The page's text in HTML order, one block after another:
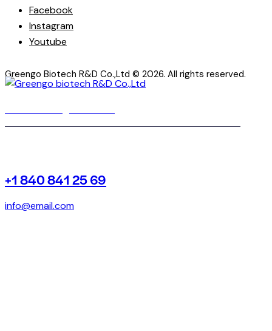
Facebook
Instagram
Youtube
Greengo Biotech R&D Co.,Ltd © 2026. All rights reserved.
+1 840 841 25 69
info@email.com